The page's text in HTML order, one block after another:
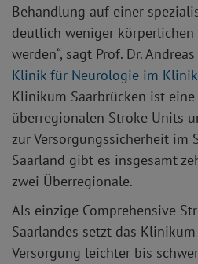
Behandlung auf einer
deutlich weniger
werden“, sagt Prof. Dr.
Klinik für Neurologie im
Klinikum Saarbrücken ist
überregionalen Stroke Units
zur Versorgungssicherheit im
Saarland gibt es insgesamt
zwei Überregionale.
Als einzige Comprehensive
Saarlandes setzt das
Versorgung leichter bis